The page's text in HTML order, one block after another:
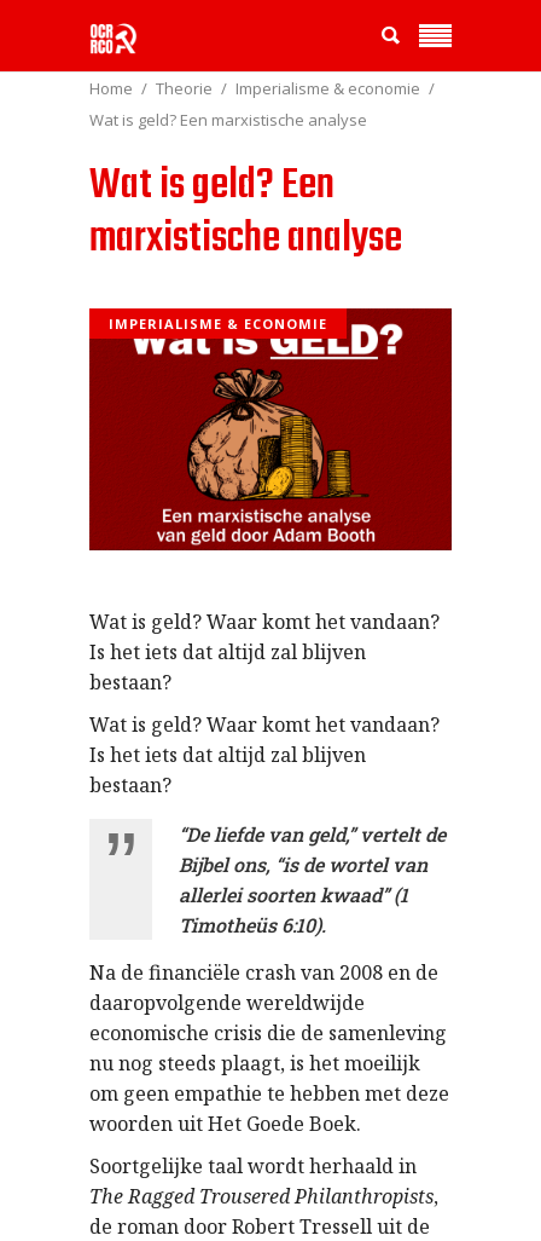
Home Theorie
Imperialisme & economie
Wat is geld? Een marxistische analyse
Wat is geld? Een
marxistische analyse
IMPERIALISME & ECONOMIE
Wat is geld? Waar komt het vandaan?
Is het iets dat altijd zal blijven
bestaan?
Wat is geld? Waar komt het vandaan?
Is het iets dat altijd zal blijven
bestaan?
“De liefde van geld,” vertelt de
Bijbel ons, “is de wortel van
allerlei soorten kwaad” (1
Timotheüs 6:10).
Na de financiële crash van 2008 en de
daaropvolgende wereldwijde
economische crisis die de samenleving
nu nog steeds plaagt, is het moeilijk
om geen empathie te hebben met deze
woorden uit Het Goede Boek.
Soortgelijke taal wordt herhaald in
The Ragged Trousered Philanthropists,
de roman door Robert Tressell uit de